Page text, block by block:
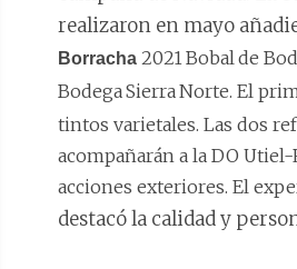
realizaron en mayo
Borracha 2021Bobalde
BodegaSierraNorte. El
tintos varietales. Las dos
acompañarán a la DO
acciones exteriores. El
destacó la calidad y